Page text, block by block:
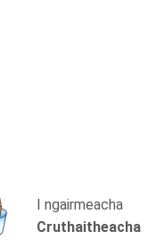
I ngairmeacha
Cruthaitheacha